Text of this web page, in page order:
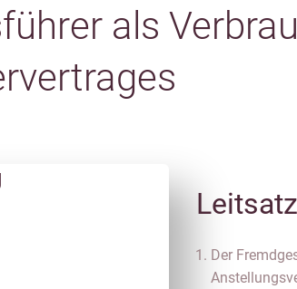
als
Der